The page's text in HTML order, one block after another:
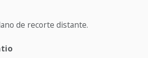
de recorte distante.